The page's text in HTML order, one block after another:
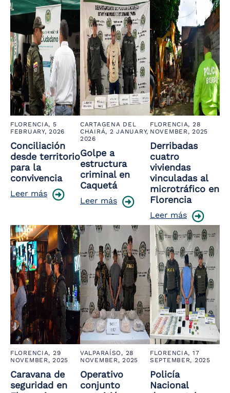
FLORENCIA, 5
FEBRUARY, 2026
Conciliación
desde territorio
para la
convivencia
Leer más
CARTAGENA DEL
CHAIRÁ, 2 JANUARY,
2026
Golpe a
estructura
criminal en
Caquetá
Leer más
FLORENCIA, 28
NOVEMBER, 2025
Derribadas
cuatro
viviendas
vinculadas al
microtráfico en
Florencia
Leer más
FLORENCIA, 29
NOVEMBER, 2025
Caravana de
seguridad en
VALPARAÍSO, 28
NOVEMBER, 2025
Operativo
conjunto
FLORENCIA, 17
SEPTEMBER, 2025
Policía
Nacional